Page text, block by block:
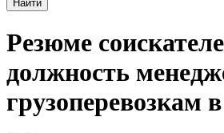
Найти
Резюме
должность
грузоперевозкам